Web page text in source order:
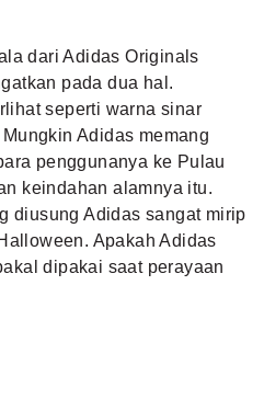
dari Adidas Originals
pada dua hal.
seperti warna sinar
Adidas memang
penggunanya ke Pulau
keindahan alamnya itu.
diusung Adidas sangat mirip
Apakah Adidas
dipakai saat perayaan